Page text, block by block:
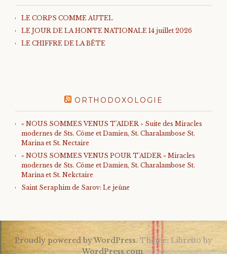
LE CORPS COMME AUTEL
LE JOUR DE LA HONTE NATIONALE 14 juillet 2026
LE CHIFFRE DE LA BÊTE
ORTHODOXOLOGIE
« NOUS SOMMES VENUS T'AIDER » Suite des Miracles
modernes de Sts. Côme et Damien, St. Charalambose St.
Marina et St. Nectaire
« NOUS SOMMES VENUS POUR T'AIDER » Miracles
modernes de Sts. Côme et Damien, St. Charalambose St.
Marina et St. Nekctaire
Saint Seraphim de Sarov: Le jeûne
Proudly powered by WordPress. Theme: Libretto by
WordPress.com.